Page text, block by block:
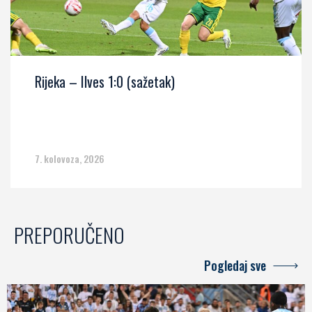
Rijeka – Ilves 1:0 (sažetak)
7. kolovoza, 2026
PREPORUČENO
Pogledaj sve